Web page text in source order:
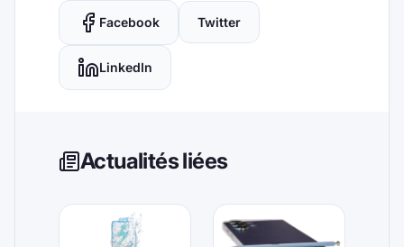
Facebook Twitter
LinkedIn
Actualités liées